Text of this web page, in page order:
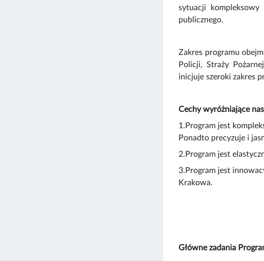
sytuacji
publicznego.
Zakres programu
Policji, Straży
inicjuje szeroki zakres
Cechy wyróżniające
1.Program jest
Ponadto precyzuje i
2.Program jest
3.Program jest
Krakowa.
Główne zadania